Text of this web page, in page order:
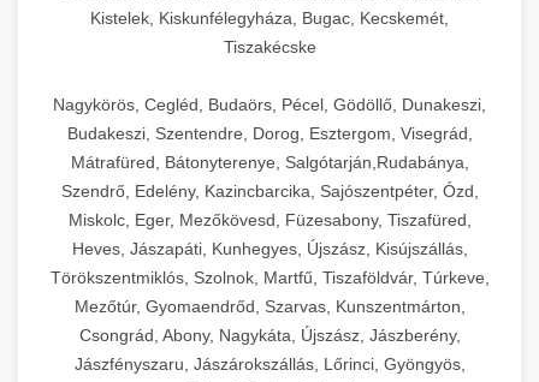
Kistelek, Kiskunfélegyháza, Bugac, Kecskemét,
Tiszakécske
Nagykörös, Cegléd, Budaörs, Pécel, Gödöllő, Dunakeszi,
Budakeszi, Szentendre, Dorog, Esztergom, Visegrád,
Mátrafüred, Bátonyterenye, Salgótarján,Rudabánya,
Szendrő, Edelény, Kazincbarcika, Sajószentpéter, Ózd,
Miskolc, Eger, Mezőkövesd, Füzesabony, Tiszafüred,
Heves, Jászapáti, Kunhegyes, Újszász, Kisújszállás,
Törökszentmiklós, Szolnok, Martfű, Tiszaföldvár, Túrkeve,
Mezőtúr, Gyomaendrőd, Szarvas, Kunszentmárton,
Csongrád, Abony, Nagykáta, Újszász, Jászberény,
Jászfényszaru, Jászárokszállás, Lőrinci, Gyöngyös,